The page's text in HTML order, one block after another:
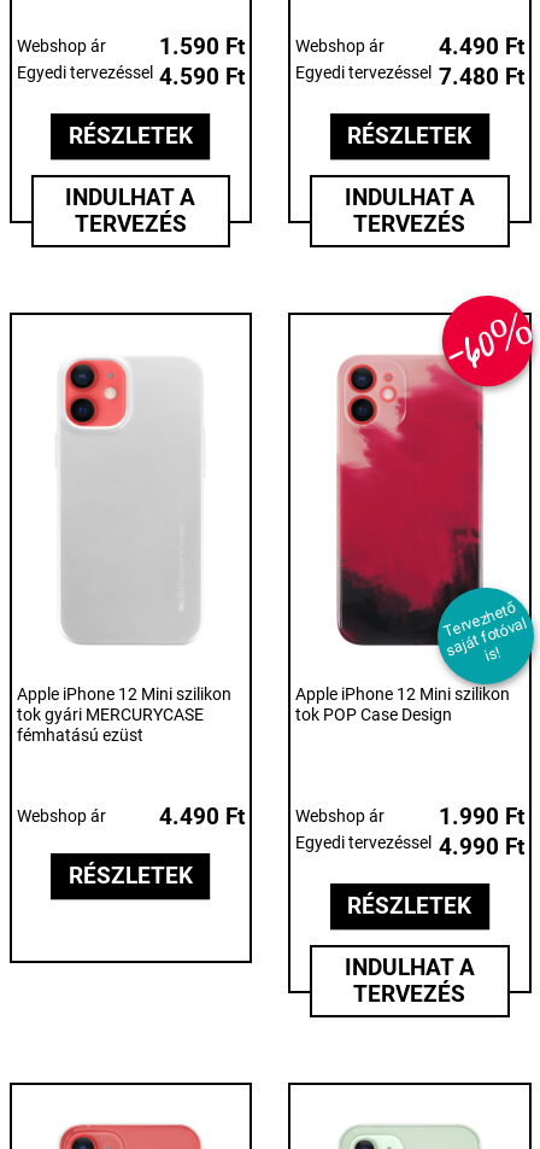
Webshop ár 1.590 Ft
Egyedi tervezéssel 4.590 Ft
RÉSZLETEK
INDULHAT A
TERVEZÉS
Webshop ár 4.490 Ft
Egyedi tervezéssel 7.480 Ft
RÉSZLETEK
INDULHAT A
TERVEZÉS
Apple iPhone 12 Mini szilikon
tok gyári MERCURYCASE
fémhatású ezüst
Webshop ár 4.490 Ft
RÉSZLETEK
-
T
er
v
e
z
h
et
ő
s
aj
át f
ot
ó
v
al
i
s!
Apple iPhone 12 Mini szilikon
tok POP Case Design
Webshop ár 1.990 Ft
Egyedi tervezéssel 4.990 Ft
RÉSZLETEK
INDULHAT A
TERVEZÉS